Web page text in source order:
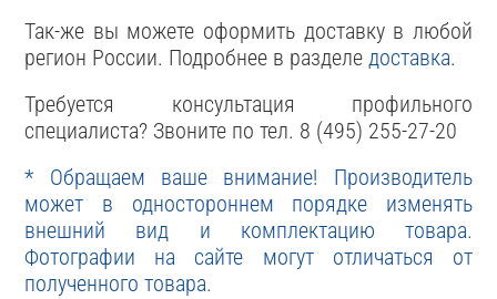
Так-же вы можете оформить доставку в любой
регион России. Подробнее в разделедоставка.
Требуется консультация профильного
специалиста? Звоните по тел. 8 (495) 255-27-20
* Обращаем ваше внимание! Производитель
может в одностороннем порядке изменять
внешний вид и комплектацию товара.
Фотографии на сайте могут отличаться от
полученного товара.